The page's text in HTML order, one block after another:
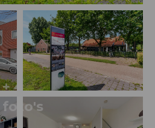
+ 4
foto's